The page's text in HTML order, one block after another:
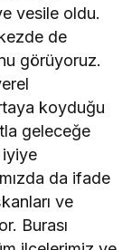
vesile oldu.
de
görüyoruz.
koyduğu
geleceğe
iyiye
da ifade
ve
Burası